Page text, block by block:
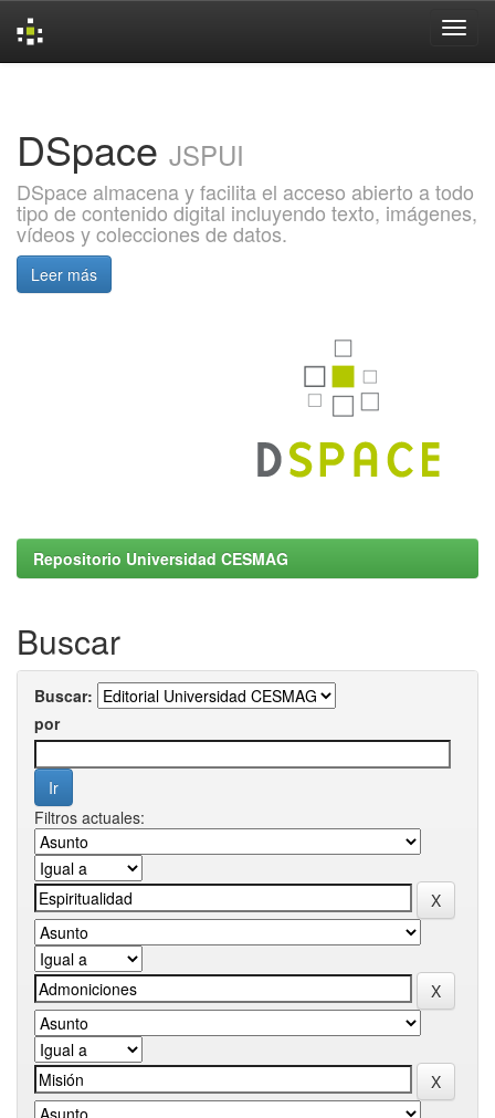
DSpace JSPUI
DSpace almacena y facilita el acceso abierto a todo
tipo de contenido digital incluyendo texto, imágenes,
vídeos y colecciones de datos.
Leer más
Repositorio Universidad CESMAG
Buscar
Buscar:
por
Filtros actuales: